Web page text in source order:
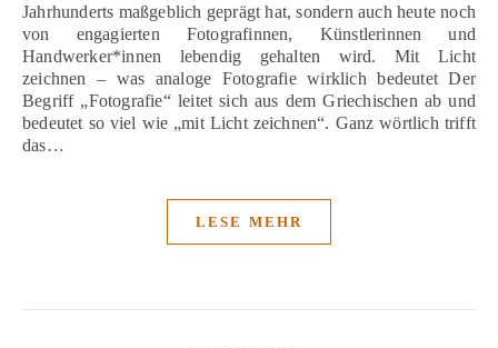
Jahrhunderts maßgeblich geprägt hat, sondern auch heute noch
von engagierten Fotografinnen, Künstlerinnen und
Handwerker*innen lebendig gehalten wird. Mit Licht
zeichnen – was analoge Fotografie wirklich bedeutet Der
Begriff „Fotografie“ leitet sich aus dem Griechischen ab und
bedeutet so viel wie „mit Licht zeichnen“. Ganz wörtlich trifft
das…
LESE MEHR